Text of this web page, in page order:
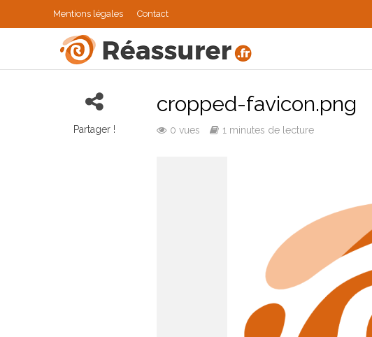
Mentions légales Contact
Partager !
cropped-favicon.png
0 vues 1 minutes de lecture